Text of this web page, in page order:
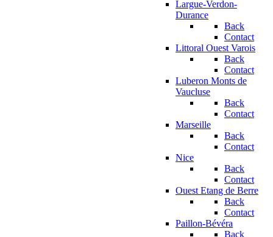
Largue-Verdon-
Durance
Back
Contact
Littoral Ouest Varois
Back
Contact
Luberon Monts de
Vaucluse
Back
Contact
Marseille
Back
Contact
Nice
Back
Contact
Ouest Etang de Berre
Back
Contact
Paillon-Bévéra
Back